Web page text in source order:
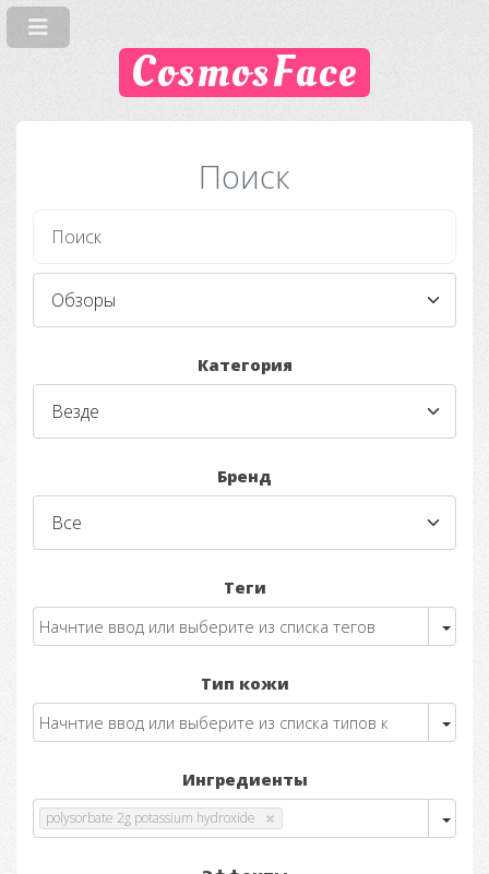
CosmosFace
Поиск
Категория
Бренд
Теги
Тип кожи
Ингредиенты
polysorbate 2g potassium hydroxide